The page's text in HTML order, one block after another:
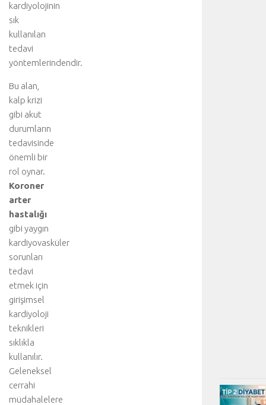
kardiyolojinin
sık
kullanılan
tedavi
yöntemlerindendir.
Bu alan,
kalp krizi
gibi akut
durumların
tedavisinde
önemli bir
rol oynar.
Koroner
arter
hastalığı
gibi yaygın
kardiyovasküler
sorunları
tedavi
etmek için
girişimsel
kardiyoloji
teknikleri
sıklıkla
kullanılır.
Geleneksel
cerrahi
müdahalelere